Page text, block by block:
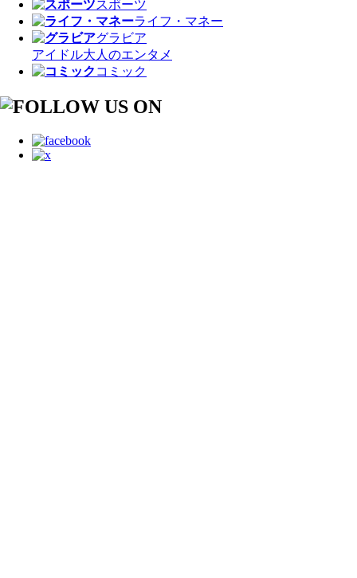
スポーツ
ライフ・マネー
グラビア
アイドル大人のエンタメ
コミック